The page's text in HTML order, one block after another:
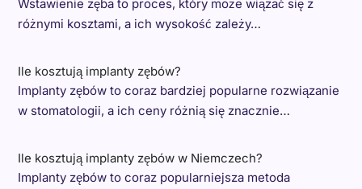
Wstawienie zęba to proces, który może wiązać się z
różnymi kosztami, a ich wysokość zależy…
Ile kosztują implanty zębów?
Implanty zębów to coraz bardziej popularne rozwiązanie
w stomatologii, a ich ceny różnią się znacznie…
Ile kosztują implanty zębów w Niemczech?
Implanty zębów to coraz popularniejsza metoda